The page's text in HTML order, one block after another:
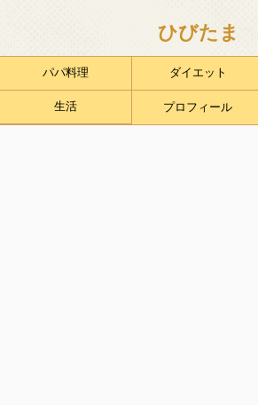
ひびたま
パパ料理 ダイエット
生活 プロフィール